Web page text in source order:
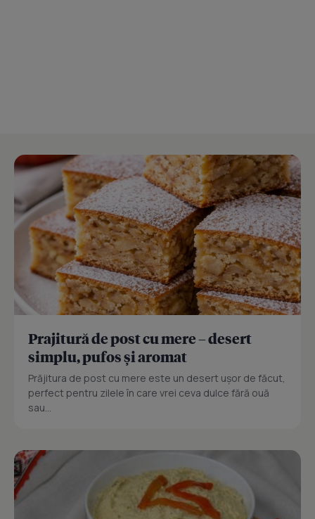
Prajitură de post cu mere – desert
simplu, pufos și aromat
Prăjitura de post cu mere este un desert ușor de făcut,
perfect pentru zilele în care vrei ceva dulce fără ouă
sau...